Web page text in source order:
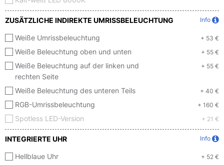
ZUSÄTZLICHE INDIREKTE UMRISSBELEUCHTUNG Info
Weiße Umrissbeleuchtung + 53 €
Weiße Beleuchtung oben und unten + 55 €
Weiße Beleuchtung auf der linken und
rechten Seite
+ 55 €
Weiße Beleuchtung des unteren Teils + 40 €
RGB-Umrissbeleuchtung + 160 €
Spotless LED-Version + 21 €
INTEGRIERTE UHR Info
Hellblaue Uhr + 52 €